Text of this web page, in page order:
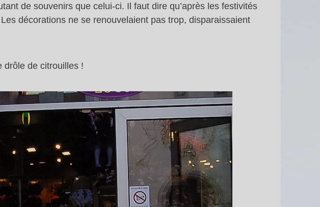
de souvenirs que celui-ci. Il faut dire qu’après les festivités
décorations ne se renouvelaient pas trop, disparaissaient
drôle de citrouilles !